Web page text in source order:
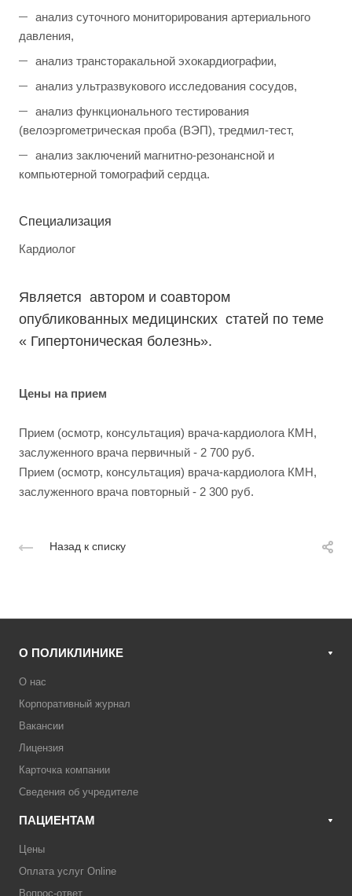
анализ суточного мониторирования артериального
давления,
анализ трансторакальной эхокардиографии,
анализ ультразвукового исследования сосудов,
анализ функционального тестирования
(велоэргометрическая проба (ВЭП), тредмил-тест,
анализ заключений магнитно-резонансной и
компьютерной томографий сердца.
Специализация
Кардиолог
Является автором и соавтором
опубликованных медицинских статей по теме
« Гипертоническая болезнь».
Цены на прием
Прием (осмотр, консультация) врача-кардиолога КМН,
заслуженного врача первичный - 2 700 руб.
Прием (осмотр, консультация) врача-кардиолога КМН,
заслуженного врача повторный - 2 300 руб.
Назад к списку
О ПОЛИКЛИНИКЕ
О нас
Корпоративный журнал
Вакансии
Лицензия
Карточка компании
Сведения об учредителе
ПАЦИЕНТАМ
Цены
Оплата услуг Online
Вопрос-ответ